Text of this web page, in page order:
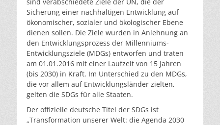
Sicherung einer nachhaltigen Entwicklung auf
ökonomischer, sozialer und ökologischer Ebene
dienen sollen. Die Ziele wurden in Anlehnung an
den Entwicklungsprozess der Millenniums-
Entwicklungsziele (MDGs) entworfen und traten
am 01.01.2016 mit einer Laufzeit von 15 Jahren
(bis 2030) in Kraft. Im Unterschied zu den MDGs,
die vor allem auf Entwicklungsländer zielten,
gelten die SDGs für alle Staaten.
Der offizielle deutsche Titel der SDGs ist
„Transformation unserer Welt: die Agenda 2030